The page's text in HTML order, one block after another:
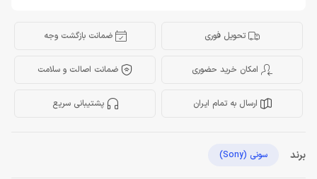
تحویل فوری ضمانت بازگشت وجه
امکان خرید حضوری ضمانت اصالت و سلامت
ارسال به تمام ایران پشتیبانی سریع
برند سونی (Sony)